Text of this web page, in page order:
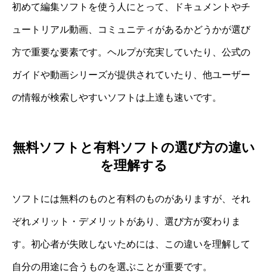
初めて編集ソフトを使う人にとって、ドキュメントやチ
ュートリアル動画、コミュニティがあるかどうかが選び
方で重要な要素です。ヘルプが充実していたり、公式の
ガイドや動画シリーズが提供されていたり、他ユーザー
の情報が検索しやすいソフトは上達も速いです。
無料ソフトと有料ソフトの選び方の違い
を理解する
ソフトには無料のものと有料のものがありますが、それ
ぞれメリット・デメリットがあり、選び方が変わりま
す。初心者が失敗しないためには、この違いを理解して
自分の用途に合うものを選ぶことが重要です。